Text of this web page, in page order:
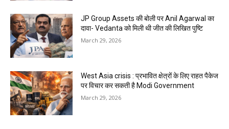
JP Group Assets की बोली पर Anil Agarwal का
दावा- Vedanta को मिली थी जीत की लिखित पुष्टि
March 29, 2026
West Asia crisis : प्रभावित क्षेत्रों के लिए राहत पैकेज
पर विचार कर सकती है Modi Government
March 29, 2026